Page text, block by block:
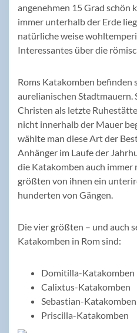
angenehmen 15 Grad schön
immer unterhalb der Erde
natürliche weise
Interessantes über die
Roms Katakomben befinden
aurelianischen Stadtmauern.
Christen als letzte
nicht innerhalb der Mauer
wählte man diese Art der
Anhänger im Laufe der
die Katakomben auch immer
größten von ihnen ein
hunderten von Gängen.
Die vier größten – und auch
Katakomben in Rom sind:
Domitilla-Katakomben
Calixtus-Katakomben
Sebastian-Katakomben
Priscilla-Katakomben